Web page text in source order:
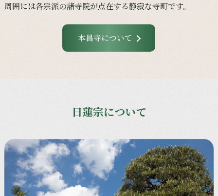
周囲には各宗派の諸寺院が点在する静寂な寺町です。
本昌寺について
日蓮宗について